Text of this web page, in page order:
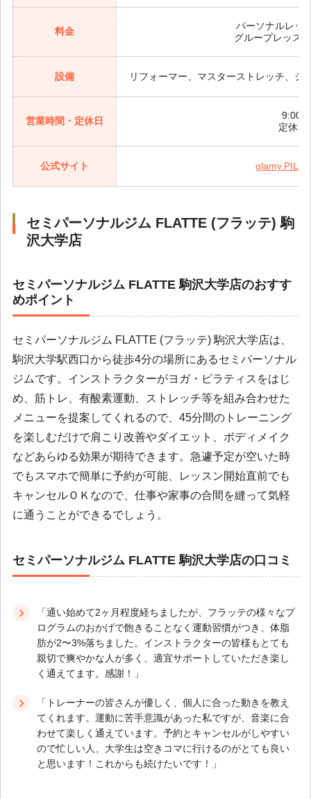
料金
パーソナルレッ
グループレッス
設備 リフォーマー、マスターストレッチ、
営業時間・定休日
9:00
定休日
公式サイト
セミパーソナルジム FLATTE (フラッテ) 駒
沢大学店
セミパーソナルジム FLATTE 駒沢大学店のおすす
めポイント
セミパーソナルジム FLATTE (フラッテ) 駒沢大学店は、
駒沢大学駅西口から徒歩4分の場所にあるセミパーソナル
ジムです。インストラクターがヨガ・ピラティスをはじ
め、筋トレ、有酸素運動、ストレッチ等を組み合わせた
メニューを提案してくれるので、45分間のトレーニング
を楽しむだけで肩こり改善やダイエット、ボディメイク
などあらゆる効果が期待できます。急遽予定が空いた時
でもスマホで簡単に予約が可能、レッスン開始直前でも
キャンセルＯＫなので、仕事や家事の合間を縫って気軽
に通うことができるでしょう。
セミパーソナルジム FLATTE 駒沢大学店の口コミ
「通い始めて2ヶ月程度経ちましたが、フラッテの様々なプ
ログラムのおかげで飽きることなく運動習慣がつき、体脂
肪が2〜3%落ちました。インストラクターの皆様もとても
親切で爽やかな人が多く、適宜サポートしていただき楽し
く通えてます。感謝！」
「トレーナーの皆さんが優しく、個人に合った動きを教え
てくれます。運動に苦手意識があった私ですが、音楽に合
わせて楽しく通えています。予約とキャンセルがしやすい
ので忙しい人、大学生は空きコマに行けるのがとても良い
と思います！これからも続けたいです！」